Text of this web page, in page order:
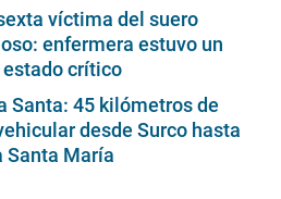
víctima del suero
enfermera estuvo un
estado crítico
Santa: 45 kilómetros de
desde Surco hasta
Santa María